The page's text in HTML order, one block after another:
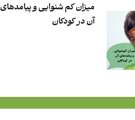
میزان کم شنوایی و پیامدهای
آن در کودکان